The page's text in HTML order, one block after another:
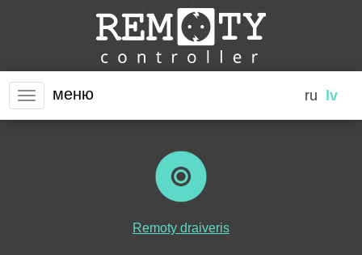
меню ru lv
Remoty draiveris